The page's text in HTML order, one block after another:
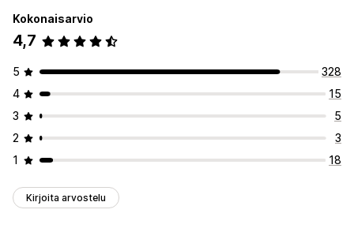
Kokonaisarvio
4,7
5
328
4
15
3
5
2
3
1
18
Kirjoita arvostelu